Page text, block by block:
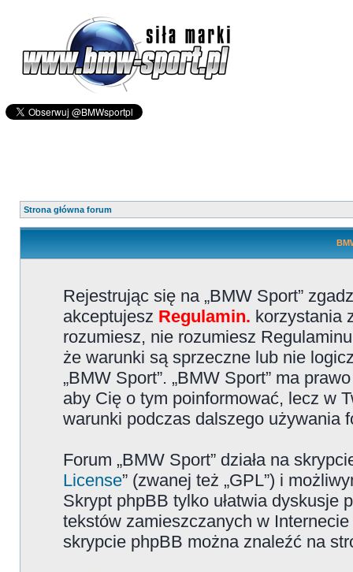
Strona główna forum
Rejestrując się na „BMW Sport”
akceptujesz Regulamin. korzystania
rozumiesz, nie rozumiesz
że warunki są sprzeczne lub nie
„BMW Sport”. „BMW Sport” ma
aby Cię o tym poinformować, lecz w
warunki podczas dalszego używania
Forum „BMW Sport” działa na
License” (zwanej też „GPL”) i
Skrypt phpBB tylko ułatwia dyskusje
tekstów zamieszczanych w
skrypcie phpBB można znaleźć na